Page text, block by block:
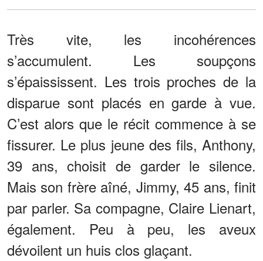
Très vite, les incohérences
s’accumulent. Les soupçons
s’épaississent. Les trois proches de la
disparue sont placés en garde à vue.
C’est alors que le récit commence à se
fissurer. Le plus jeune des fils, Anthony,
39 ans, choisit de garder le silence.
Mais son frère aîné, Jimmy, 45 ans, finit
par parler. Sa compagne, Claire Lienart,
également. Peu à peu, les aveux
dévoilent un huis clos glaçant.